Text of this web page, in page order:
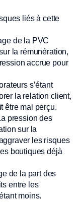
liés à cette
de la PVC
la rémunération,
accrue pour
s’étant
la relation client,
être mal perçu.
pression des
sur la
les risques
boutiques déjà
de la part des
entre les
moins.